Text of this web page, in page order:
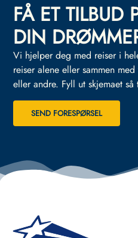
FÅ ET TILBUD
DIN
Vi hjelper deg med reiser i
reiser alene eller sammen
eller andre. Fyll ut skjemaet
SEND FORESPØRSEL